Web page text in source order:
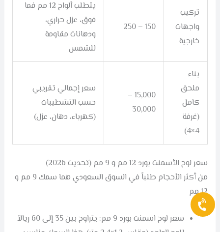
تركيب
واجهات
خارجية
150 – 250
يتطلب ألواح 12 مم فما
فوق، عزل حراري،
ودهانات مقاومة
للشمس
بناء
ملحق
كامل
(غرفة
4×4)
15,000 –
30,000
سعر إجمالي تقريبي
حسب التشطيبات
(كهرباء، دهان، عزل)
سعر لوح الأسمنت بورد 12 مم و 9 مم (تحديث 2026)
من أكثر الأحجام طلباً في السوق السعودي هما سمك 9 مم و
12 مم
سعر لوح اسمنت بورد 9 مم: يتراوح بين 35 إلى 60 ريالاً